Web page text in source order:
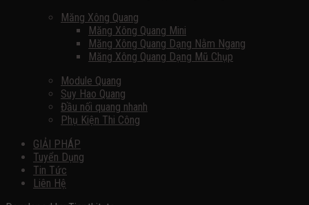
Măng Xông Quang
Măng Xông Quang Mini
Măng Xông Quang Dạng Nằm Ngang
Măng Xông Quang Dạng Mũ Chụp
Module Quang
Suy Hao Quang
Đầu nối quang nhanh
Phụ Kiện Thi Công
GIẢI PHÁP
Tuyển Dụng
Tin Tức
Liên Hệ